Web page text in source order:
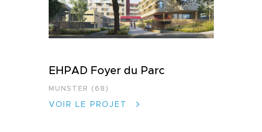
EHPAD Foyer du Parc
MUNSTER (68)
VOIR LE PROJET